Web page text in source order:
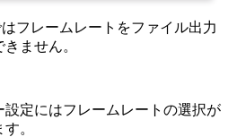
フレームレートをファイル出力
ません。
定にはフレームレートの選択が
。